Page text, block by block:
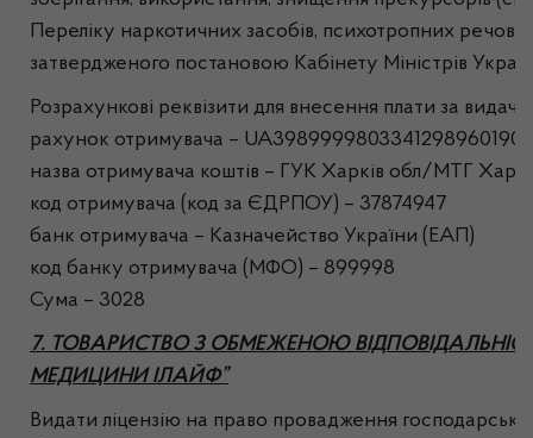
Переліку наркотичних засобів, психотропних
затвердженого постановою Кабінету Міністрів
Розрахункові реквізити для внесення плати за видачу
рахунок отримувача –
назва отримувача коштів – ГУК Харків обл/МТГ
код отримувача (код за ЄДРПОУ) – 37874947
банк отримувача – Казначейство України (ЕАП)
код банку отримувача (МФО) – 899998
Сума – 3028
7. ТОВАРИСТВО З ОБМЕЖЕНОЮ
МЕДИЦИНИ ІЛАЙФ”
Видати ліцензію на право провадження